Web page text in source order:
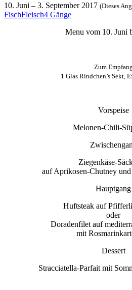
10. Juni – 3. September 2017 (Dieses
FischFleisch4 Gänge
Menu vom 10. Juni
Zum Empfang
1 Glas Rindchen’s Sekt,
Vorspeise
Melonen-Chili-
Ziegenkäse-
auf Aprikosen-Chutney
Hauptgang
Huftsteak auf
oder
Doradenfilet auf
mit
Dessert
Stracciatella-Parfait mit